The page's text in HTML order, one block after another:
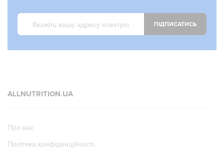
ПІДПИСАТИСЬ
ALLNUTRITION.UA
Про нас
Політика конфіденційності